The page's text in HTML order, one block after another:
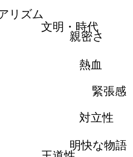
リズム
文明・時代
親密さ
熱血
緊張感
対立性
明快な物語